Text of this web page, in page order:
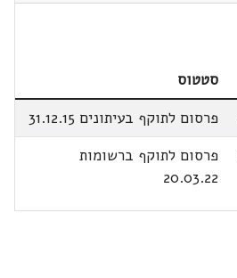
סטטוס
פרסום לתוקף בעיתונים 31.12.15
פרסום לתוקף ברשומות
20.03.22